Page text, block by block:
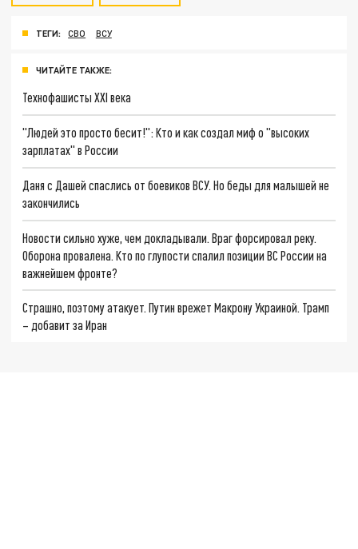
ТЕГИ: СВО ВСУ
ЧИТАЙТЕ ТАКЖЕ:
Технофашисты XXI века
"Людей это просто бесит!": Кто и как создал миф о "высоких
зарплатах" в России
Даня с Дашей спаслись от боевиков ВСУ. Но беды для малышей не
закончились
Новости сильно хуже, чем докладывали. Враг форсировал реку.
Оборона провалена. Кто по глупости спалил позиции ВС России на
важнейшем фронте?
Страшно, поэтому атакует. Путин врежет Макрону Украиной. Трамп
– добавит за Иран